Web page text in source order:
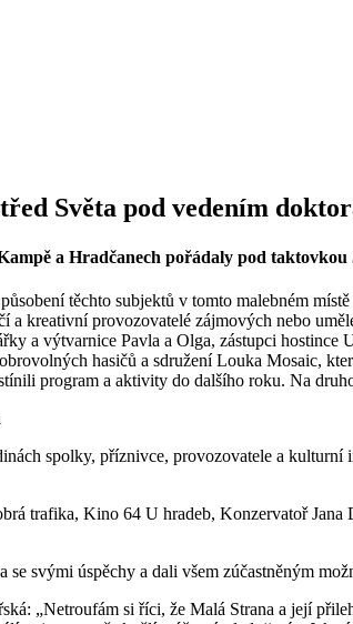
Světa pod vedením
a Hradčanech pořádaly pod
těchto subjektů v tomto malebném
kreativní provozovatelé zájmových nebo
a výtvarnice Pavla a Olga, zástupci
hasičů a sdružení Louka Mosaic,
program a aktivity do dalšího roku. Na
spolky, příznivce, provozovatele a
trafika, Kino 64 U hradeb, Konzervatoř
svými úspěchy a dali všem zúčastněným
„Netroufám si říci, že Malá Strana a její